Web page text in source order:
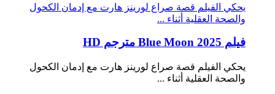
يحكي الفيلم قصة صراع لورينز هارت مع إدمان الكحول
والصحة العقلية أثناء ...
فيلم Blue Moon 2025 مترجم HD
يحكي الفيلم قصة صراع لورينز هارت مع إدمان الكحول
والصحة العقلية أثناء ...